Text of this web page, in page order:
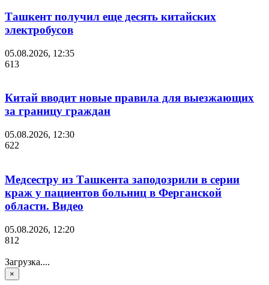
Ташкент получил еще десять китайских
электробусов
05.08.2026, 12:35
613
Китай вводит новые правила для выезжающих
за границу граждан
05.08.2026, 12:30
622
Медсестру из Ташкента заподозрили в серии
краж у пациентов больниц в Ферганской
области. Видео
05.08.2026, 12:20
812
Загрузка....
×